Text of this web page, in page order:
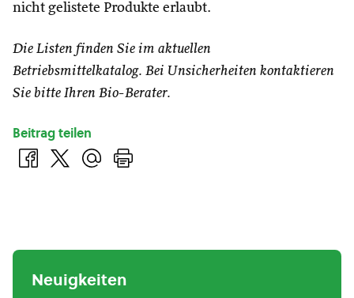
nicht gelistete Produkte erlaubt.
Die Listen finden Sie im aktuellen
Betriebsmittelkatalog. Bei Unsicherheiten kontaktieren
Sie bitte Ihren Bio-Berater.
Beitrag teilen
Neuigkeiten